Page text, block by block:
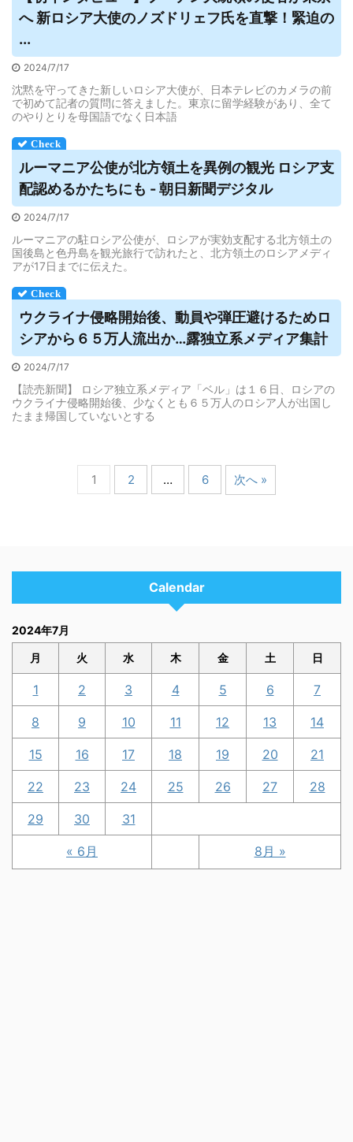
へ 新ロシア大使のノズドリェフ氏を直撃！緊迫の
...
2024/7/17
沈黙を守ってきた新しいロシア大使が、日本テレビのカメラの前
で初めて記者の質問に答えました。東京に留学経験があり、全て
のやりとりを母国語でなく日本語
ルーマニア公使が北方領土を異例の観光 ロシア支
配認めるかたちにも - 朝日新聞デジタル
2024/7/17
ルーマニアの駐ロシア公使が、ロシアが実効支配する北方領土の
国後島と色丹島を観光旅行で訪れたと、北方領土のロシアメディ
アが17日までに伝えた。
ウクライナ侵略開始後、動員や弾圧避けるためロ
シアから６５万人流出か…露独立系メディア集計
2024/7/17
【読売新聞】 ロシア独立系メディア「ベル」は１６日、ロシアの
ウクライナ侵略開始後、少なくとも６５万人のロシア人が出国し
たまま帰国していないとする
1 2 … 6 次へ »
Calendar
2024年7月
月 火 水 木 金 土 日
« 6月 8月 »
1 2 3 4 5 6 7
8 9 10 11 12 13 14
15 16 17 18 19 20 21
22 23 24 25 26 27 28
29 30 31